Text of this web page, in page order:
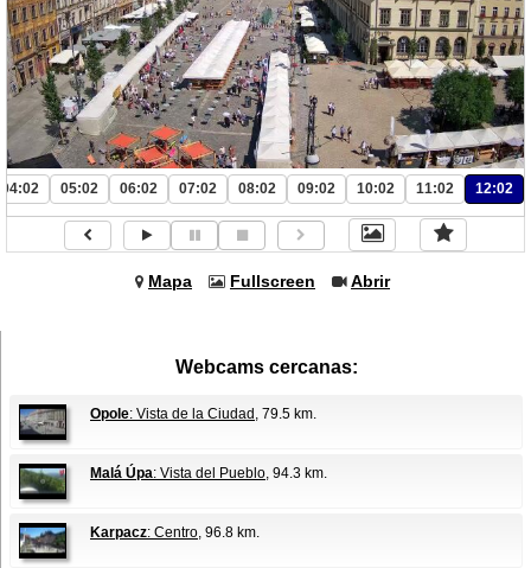
04:02 05:02 06:02 07:02 08:02 09:02 10:02 11:02 12:02
Mapa Fullscreen Abrir
Webcams cercanas:
Opole: Vista de la Ciudad , 79.5 km.
Malá Úpa: Vista del Pueblo, 94.3 km.
Karpacz: Centro, 96.8 km.